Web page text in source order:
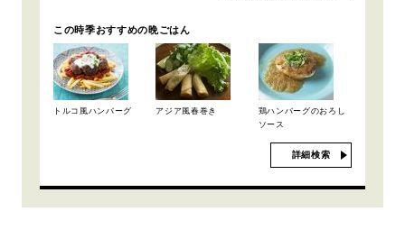
この時季おすすめの晩ごはん
トルコ風ハンバーグ アジア風春巻き
鶏ハンバーグのおろし
ソース
詳細検索